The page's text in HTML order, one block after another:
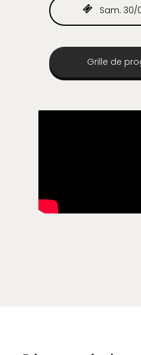
Sam. 30/
Grille de